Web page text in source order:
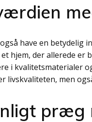
have en
hjem, der allerede er
i kvalitetsmaterialer
livskvaliteten, men
præg